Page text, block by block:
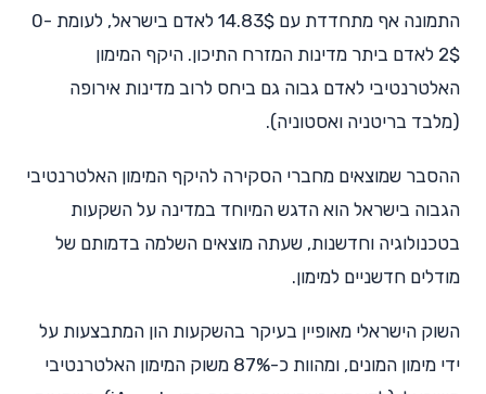
התמונה אף מתחדדת עם 14.83$ לאדם בישראל, לעומת 0-
2$ לאדם ביתר מדינות המזרח התיכון. היקף המימון
האלטרנטיבי לאדם גבוה גם ביחס לרוב מדינות אירופה
(מלבד בריטניה ואסטוניה).
ההסבר שמוצאים מחברי הסקירה להיקף המימון האלטרנטיבי
הגבוה בישראל הוא הדגש המיוחד במדינה על השקעות
בטכנולוגיה וחדשנות, שעתה מוצאים השלמה בדמותם של
מודלים חדשניים למימון.
השוק הישראלי מאופיין בעיקר בהשקעות הון המתבצעות על
ידי מימון המונים, ומהוות כ-87% משוק המימון האלטרנטיבי